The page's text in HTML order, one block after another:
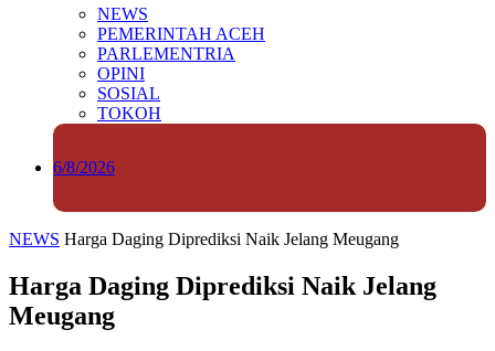
NEWS
PEMERINTAH ACEH
PARLEMENTRIA
OPINI
SOSIAL
TOKOH
6/8/2026
NEWS Harga Daging Diprediksi Naik Jelang Meugang
Harga Daging Diprediksi Naik Jelang
Meugang